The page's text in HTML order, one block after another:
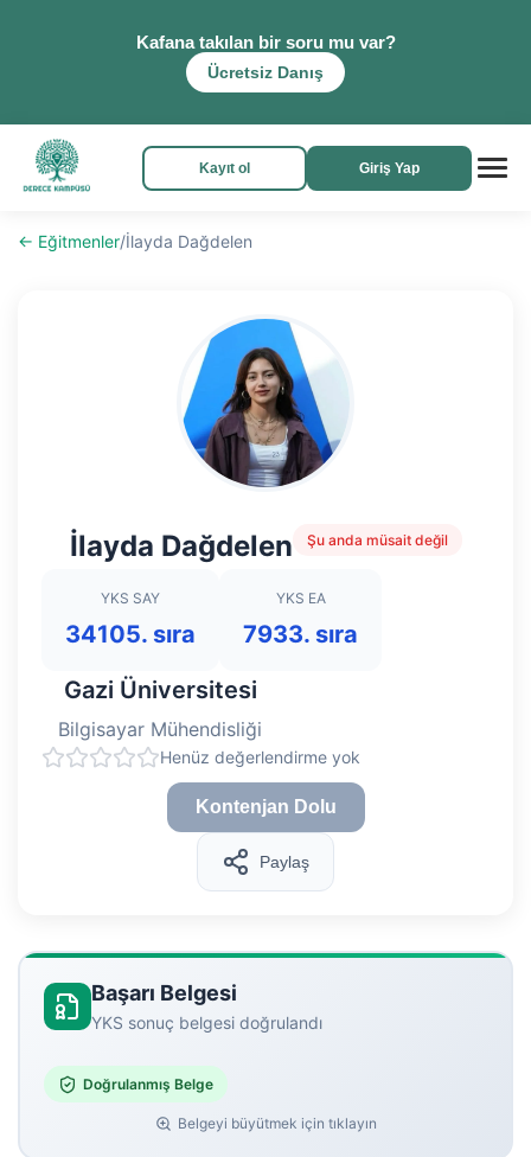
Kafana takılan bir soru mu var?
Ücretsiz Danış
Kayıt ol Giriş Yap
← Eğitmenler/İlayda Dağdelen
İlayda Dağdelen Şu anda müsait değil
YKS SAY
34105. sıra
YKS EA
7933. sıra
Gazi Üniversitesi
Bilgisayar Mühendisliği
Henüz değerlendirme yok
Kontenjan Dolu
Paylaş
Başarı Belgesi
YKS sonuç belgesi doğrulandı
Doğrulanmış Belge
Belgeyi büyütmek için tıklayın